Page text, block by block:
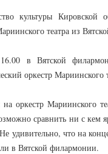
культуры Кировской
театра из
в Вятской
оркестр Мариинского
оркестр Мариинского
сравнить ни с кем
удивительно, что на
в Вятской филармонии.